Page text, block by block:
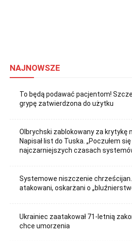
NAJNOWSZE
To będą podawać pacjentom!
grypę zatwierdzona do użytku
Olbrychski zablokowany za krytykę
Napisał list do Tuska. „Poczułem
najczarniejszych czasach
Systemowe niszczenie chrześcijan.
atakowani, oskarżani o
Ukrainiec zaatakował 71-letnią
chce umorzenia